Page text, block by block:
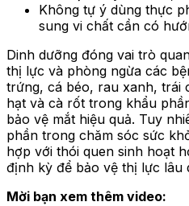
Không tự ý dùng thực
sung vi chất cần có
Dinh dưỡng đóng vai trò
thị lực và phòng ngừa các
trứng, cá béo, rau xanh, trái
hạt và cà rốt trong khẩu
bảo vệ mắt hiệu quả. Tuy
phần trong chăm sóc sức
hợp với thói quen sinh hoạt
định kỳ để bảo vệ thị lực lâu
Mời bạn xem thêm video: